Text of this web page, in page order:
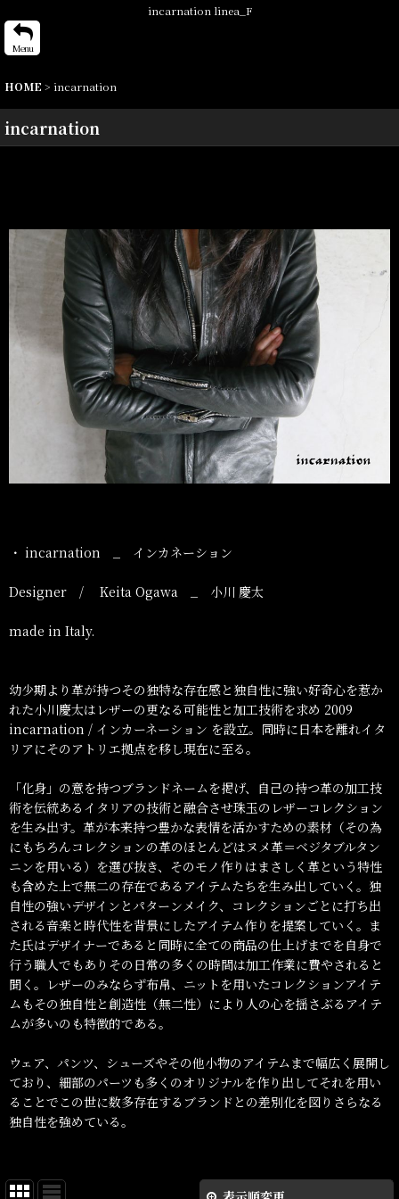
incarnation linea_F
Menu
HOME > incarnation
incarnation
・ incarnation _ インカネーション
Designer / Keita Ogawa _ 小川 慶太
made in Italy.
幼少期より革が持つその独特な存在感と独自性に強い好奇心を惹か
れた小川慶太はレザーの更なる可能性と加工技術を求め 2009
incarnation / インカーネーション を設立。同時に日本を離れイタ
リアにそのアトリエ拠点を移し現在に至る。
「化身」の意を持つブランドネームを掲げ、自己の持つ革の加工技
術を伝統あるイタリアの技術と融合させ珠玉のレザーコレクション
を生み出す。革が本来持つ豊かな表情を活かすための素材（その為
にもちろんコレクションの革のほとんどはヌメ革＝ベジタブルタン
ニンを用いる）を選び抜き、そのモノ作りはまさしく革という特性
も含めた上で無二の存在であるアイテムたちを生み出していく。独
自性の強いデザインとパターンメイク、コレクションごとに打ち出
される音楽と時代性を背景にしたアイテム作りを提案していく。ま
た氏はデザイナーであると同時に全ての商品の仕上げまでを自身で
行う職人でもありその日常の多くの時間は加工作業に費やされると
聞く。レザーのみならず布帛、ニットを用いたコレクションアイテ
ムもその独自性と創造性（無二性）により人の心を揺さぶるアイテ
ムが多いのも特徴的である。
ウェア、パンツ、シューズやその他小物のアイテムまで幅広く展開し
ており、細部のパーツも多くのオリジナルを作り出してそれを用い
ることでこの世に数多存在するブランドとの差別化を図りさらなる
独自性を強めている。